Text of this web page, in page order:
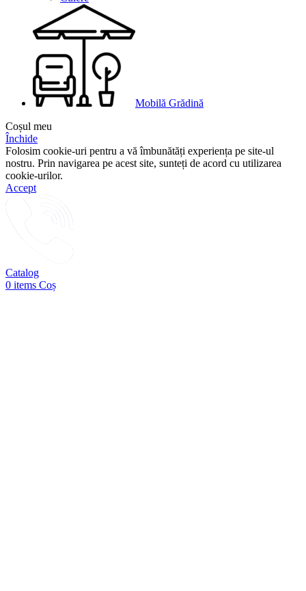
Mobilă Grădină
Coșul meu
Închide
Folosim cookie-uri pentru a vă îmbunătăți experiența pe site-ul
nostru. Prin navigarea pe acest site, sunteți de acord cu utilizarea
cookie-urilor.
Accept
Catalog
0 items Coș